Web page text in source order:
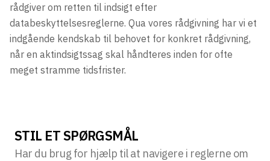
rådgiver om retten til indsigt efter
databeskyttelsesreglerne. Qua vores rådgivning har vi et
indgående kendskab til behovet for konkret rådgivning,
når en aktindsigtssag skal håndteres inden for ofte
meget stramme tidsfrister.
STIL ET SPØRGSMÅL
Har du brug for hjælp til at navigere i reglerne om